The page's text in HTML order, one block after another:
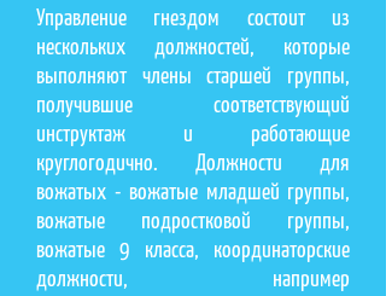
Управление гнездом состоит из
нескольких должностей, которые
выполняют члены старшей группы,
получившие соответствующий
инструктаж и работающие
круглогодично. Должности для
вожатых - вожатые младшей группы,
вожатые подростковой группы,
вожатые 9 класса, координаторские
должности, например